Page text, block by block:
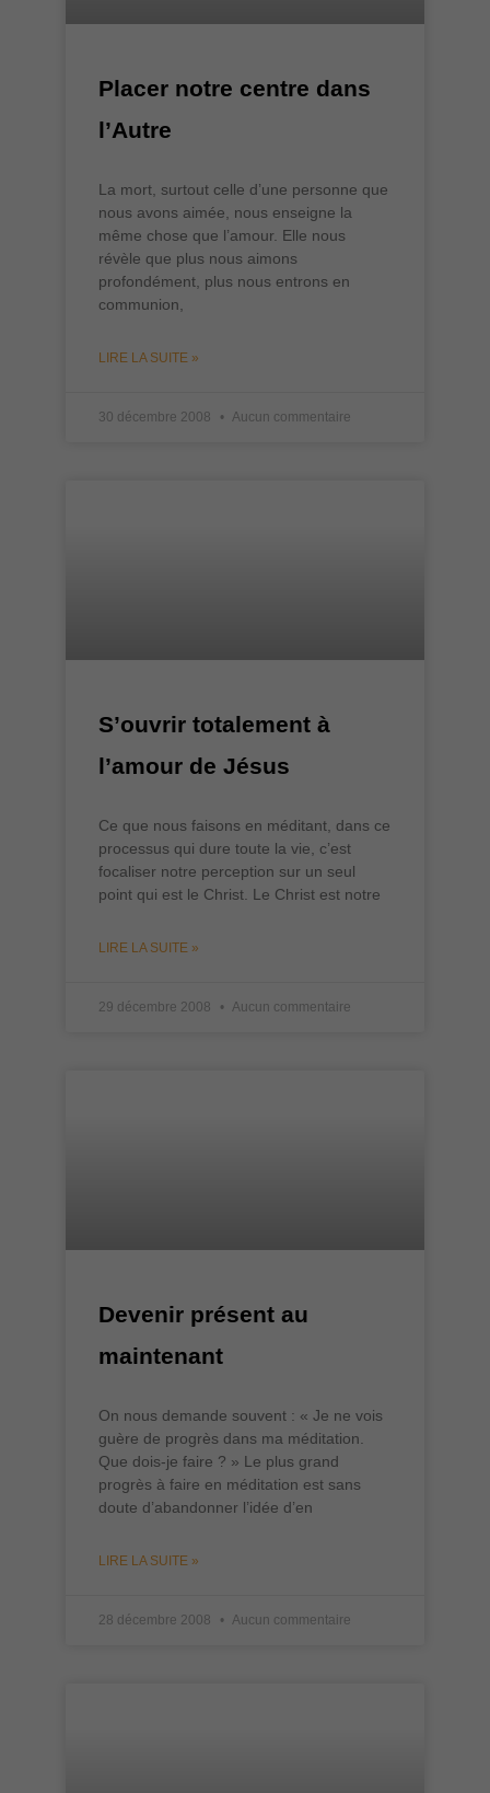
Placer notre centre dans
l’Autre
La mort, surtout celle d’une personne que
nous avons aimée, nous enseigne la
même chose que l’amour. Elle nous
révèle que plus nous aimons
profondément, plus nous entrons en
communion,
LIRE LA SUITE »
30 décembre 2008 Aucun commentaire
S’ouvrir totalement à
l’amour de Jésus
Ce que nous faisons en méditant, dans ce
processus qui dure toute la vie, c’est
focaliser notre perception sur un seul
point qui est le Christ. Le Christ est notre
LIRE LA SUITE »
29 décembre 2008 Aucun commentaire
Devenir présent au
maintenant
On nous demande souvent : « Je ne vois
guère de progrès dans ma méditation.
Que dois-je faire ? » Le plus grand
progrès à faire en méditation est sans
doute d’abandonner l’idée d’en
LIRE LA SUITE »
28 décembre 2008 Aucun commentaire